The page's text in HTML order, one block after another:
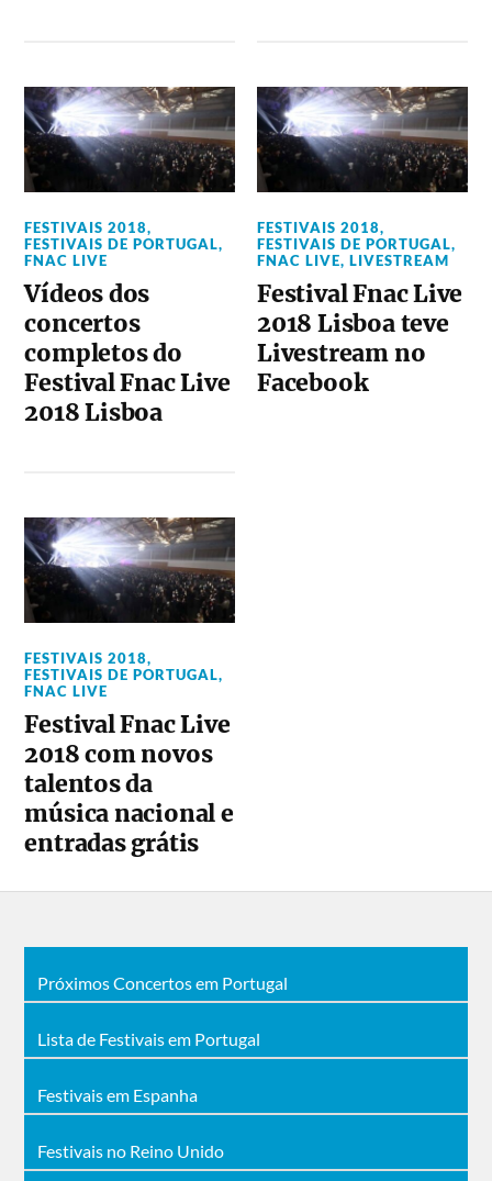
FESTIVAIS 2018,
FESTIVAIS DE PORTUGAL,
FNAC LIVE
Vídeos dos
concertos
completos do
Festival Fnac Live
2018 Lisboa
FESTIVAIS 2018,
FESTIVAIS DE PORTUGAL,
FNAC LIVE,LIVESTREAM
Festival Fnac Live
2018 Lisboa teve
Livestream no
Facebook
FESTIVAIS 2018,
FESTIVAIS DE PORTUGAL,
FNAC LIVE
Festival Fnac Live
2018 com novos
talentos da
música nacional e
entradas grátis
Próximos Concertos em Portugal
Lista de Festivais em Portugal
Festivais em Espanha
Festivais no Reino Unido